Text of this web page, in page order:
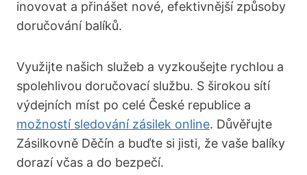
inovovat a přinášet nové, efektivnější způsoby
doručování balíků.
Využijte našich služeb a vyzkoušejte rychlou a
spolehlivou doručovací službu. S širokou sítí
výdejních míst po celé České republice a
možností sledování zásilek online. Důvěřujte
Zásilkovně Děčín a buďte si jisti, že vaše balíky
dorazí včas a do bezpečí.